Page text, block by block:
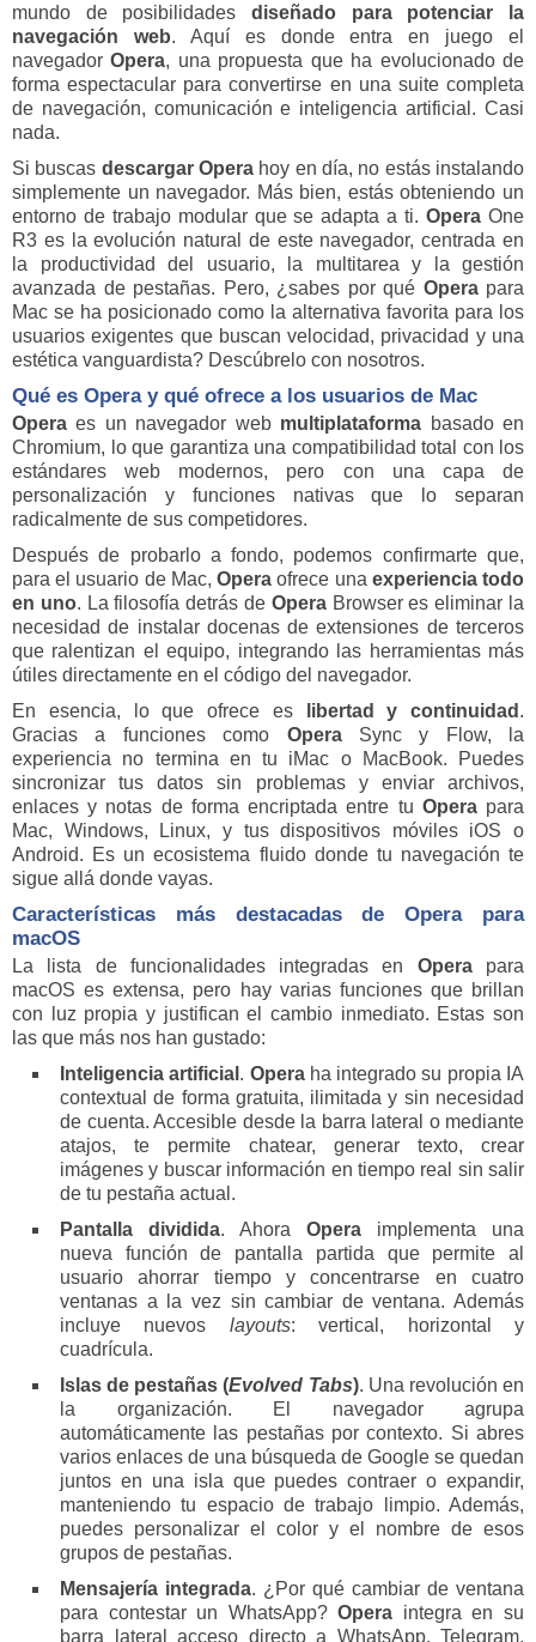
mundo de posibilidades diseñado para potenciar la
navegación web. Aquí es donde entra en juego el
navegadorOpera, una propuesta que ha evolucionado de
forma espectacular para convertirse en una suite completa
de navegación, comunicación e inteligencia artificial. Casi
nada.
Si buscas descargar Opera hoy en día, no estás instalando
simplemente un navegador. Más bien, estás obteniendo un
entorno de trabajo modular que se adapta a ti.Opera One
R3 es la evolución natural de este navegador, centrada en
la productividad del usuario, la multitarea y la gestión
avanzada de pestañas. Pero, ¿sabes por qué Operapara
Mac se ha posicionado como la alternativa favorita para los
usuarios exigentes que buscan velocidad, privacidad y una
estética vanguardista? Descúbrelo con nosotros.
Qué es Operay qué ofrece a los usuarios de Mac
Opera es un navegador web multiplataforma basado en
Chromium, lo que garantiza una compatibilidad total con los
estándares web modernos, pero con una capa de
personalización y funciones nativas que lo separan
radicalmente de sus competidores.
Después de probarlo a fondo, podemos confirmarte que,
para el usuario de Mac,Opera ofrece una experiencia todo
en uno. La filosofía detrás de OperaBrowser es eliminar la
necesidad de instalar docenas de extensiones de terceros
que ralentizan el equipo, integrando las herramientas más
útiles directamente en el código del navegador.
En esencia, lo que ofrece es
libertad y continuidad .
Gracias a funciones como OperaSync y Flow, la
experiencia no termina en tu iMac o MacBook. Puedes
sincronizar tus datos sin problemas y enviar archivos,
enlaces y notas de forma encriptada entre tu Operapara
Mac, Windows, Linux, y tus dispositivos móviles iOS o
Android. Es un ecosistema fluido donde tu navegación te
sigue allá donde vayas.
Características más destacadas deOperapara
macOS
La lista de funcionalidades integradas en Operapara
macOS es extensa, pero hay varias funciones que brillan
con luz propia y justifican el cambio inmediato. Estas son
las que más nos han gustado:
Inteligencia artificial . Operaha integrado su propia IA
contextual de forma gratuita, ilimitada y sin necesidad
de cuenta. Accesible desde la barra lateral o mediante
atajos, te permite chatear, generar texto, crear
imágenes y buscar información en tiempo real sin salir
de tu pestaña actual.
Pantalla dividida. Ahora Opera implementa una
nueva función de pantalla partida que permite al
usuario ahorrar tiempo y concentrarse en cuatro
ventanas a la vez sin cambiar de ventana. Además
incluye nuevos layouts: vertical, horizontal y
cuadrícula.
Islas de pestañas (Evolved Tabs). Una revolución en
la organización. El navegador agrupa
automáticamente las pestañas por contexto. Si abres
varios enlaces de una búsqueda de Google se quedan
juntos en una isla que puedes contraer o expandir,
manteniendo tu espacio de trabajo limpio. Además,
puedes personalizar el color y el nombre de esos
grupos de pestañas.
Mensajería integrada. ¿Por qué cambiar de ventana
para contestar un WhatsApp?Opera integra en su
barra lateral acceso directo a WhatsApp, Telegram,